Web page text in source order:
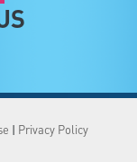
| Privacy Policy